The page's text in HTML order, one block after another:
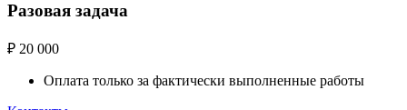
Разовая задача
₽ 20 000
Оплата только за фактически выполненные работы